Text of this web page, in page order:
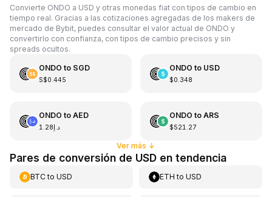
Convierte ONDO a USD y otras monedas fiat con tipos de cambio en
tiempo real. Gracias a las cotizaciones agregadas de los makers de
mercado de Bybit, puedes consultar el valor actual de ONDO y
convertirlo con confianza, con tipos de cambio precisos y sin
spreads ocultos.
ONDO to SGD
S$0.445
ONDO to USD
$0.348
ONDO to AED
د.إ1.28
ONDO to ARS
$521.27
Ver más ↓
Pares de conversión de USD en tendencia
BTCto USD ETH toUSD